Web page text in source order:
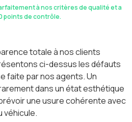
à nos critères de qualité et a
points de contrôle.
totale à nos clients
ci-dessus les défauts
faite par nos agents. Un
dans un état esthétique
une usure cohérente avec
véhicule.